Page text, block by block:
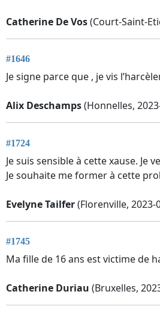
Catherine De Vos(Court-Saint-
#1646
Je signe parce que , je vis
Alix Deschamps(Honnelles,
#1724
Je suis sensible à cette xause. Je
Je souhaite me former à cette
Evelyne Tailfer(Florenville, 2023-
#1745
Ma fille de 16 ans est victime de
Catherine Duriau (Bruxelles,